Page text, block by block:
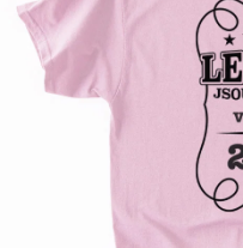
Domácnost
Kolekce